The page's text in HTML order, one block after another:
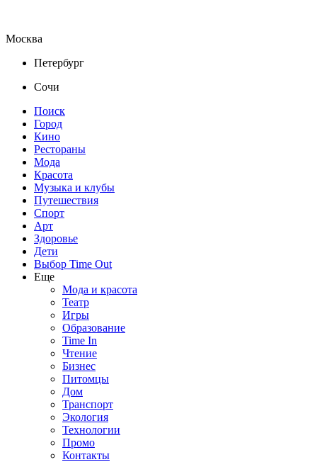
Москва
Петербург
Сочи
Поиск
Город
Кино
Рестораны
Мода
Красота
Музыка и клубы
Путешествия
Спорт
Арт
Здоровье
Дети
Выбор Time Out
Еще
Мода и красота
Театр
Игры
Образование
Time In
Чтение
Бизнес
Питомцы
Дом
Транспорт
Экология
Технологии
Промо
Контакты